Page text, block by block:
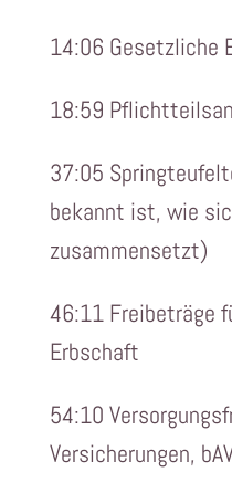
14:06 Gesetzliche
18:59
37:05
bekannt ist, wie
zusammensetzt)
46:11 Freibeträge
Erbschaft
54:10
Versicherungen,